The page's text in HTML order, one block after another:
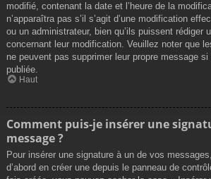
modifié, contenant la date et l’heure de la
n’apparaîtra pas s’il s’agit d’une modification
ou un administrateur, bien qu’ils puissent rédiger
concernant leur modification. Veuillez noter que
ne peuvent pas supprimer leur propre message
publiée.
Haut
Comment puis-je insérer une
message ?
Pour insérer une signature à un de vos
d’abord en créer une depuis le panneau de